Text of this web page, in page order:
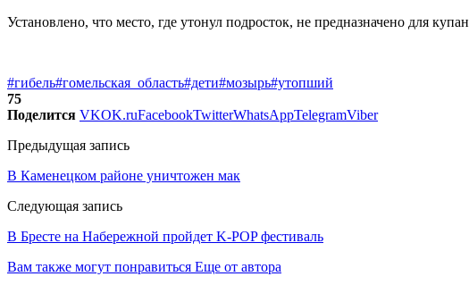
Установлено, что место, где утонул подросток, не предназначено для
#гибель#гомельская_область#дети#мозырь#утопший
75
Поделится VKOK.ruFacebookTwitterWhatsAppTelegramViber
Предыдущая запись
В Каменецком районе уничтожен мак
Следующая запись
В Бресте на Набережной пройдет K-POP фестиваль
Вам также могут понравиться Еще от автора